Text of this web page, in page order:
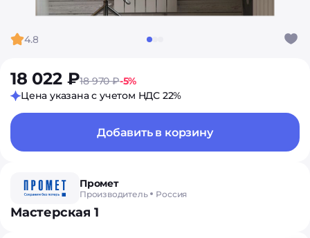
4.8
18 022 ₽18 970 ₽-5%
Цена указана с учетом НДС 22%
Добавить в корзину
Промет
Производитель Россия
Мастерская 1